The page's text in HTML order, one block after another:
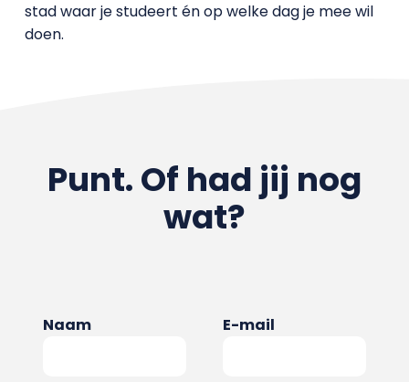
stad waar je studeert én op welke dag je mee wil
doen.
Punt. Of had jij nog
wat?
Naam E-mail